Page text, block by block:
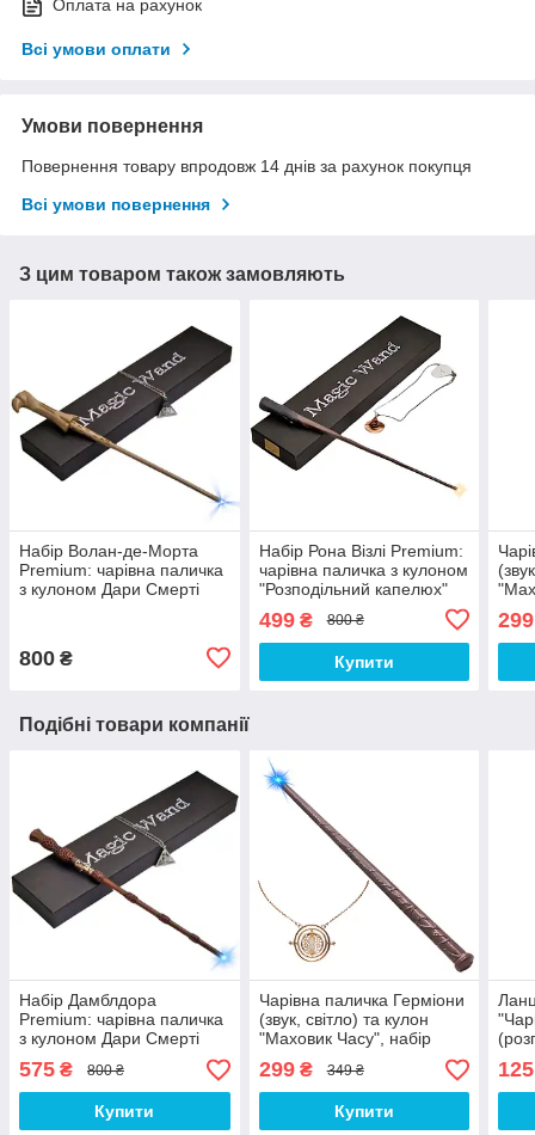
Оплата на рахунок
Всі умови оплати
Умови повернення
Повернення товару впродовж 14 днів за рахунок покупця
Всі умови повернення
З цим товаром також замовляють
Набір Волан-де-Морта
Premium: чарівна паличка
з кулоном Дари Смерті
800 ₴
Набір Рона Візлі Premium:
чарівна паличка з кулоном
"Розподільний капелюх"
Гаррі Поттер - Harry Potter
Set 6
499₴ 800 ₴
Купити
299
Подібні товари компанії
Набір Дамблдора
Premium: чарівна паличка
з кулоном Дари Смерті
Гаррі Поттер - Harry Potter
Set3
575 ₴ 800 ₴
Купити
Чарівна паличка Герміони
(звук, світло) та кулон
"Маховик Часу", набір
косплей аксесуарів
299₴ 349 ₴
Купити
125